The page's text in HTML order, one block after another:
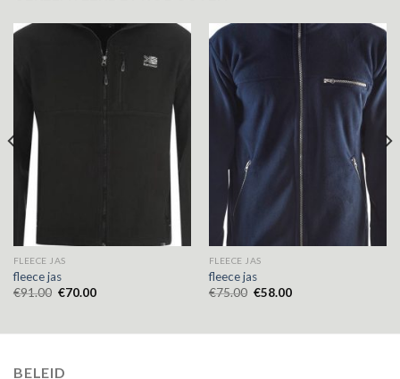
FLEECE JAS
fleece jas
€91.00 €70.00
FLEECE JAS
fleece jas
€75.00 €58.00
BELEID